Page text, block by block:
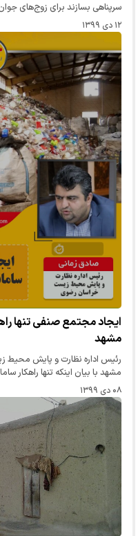
سرپناهی بسازند برای زوج‌های
۱۲ دی ۱۳۹۹
ایجاد مجتمع صنفی تنها
مشهد
رئیس اداره نظارت و پایش محیط
مشهد با بیان اینکه تنها راهکار
۰۸ دی ۱۳۹۹